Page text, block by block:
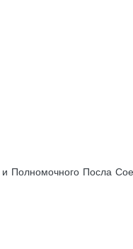
Полномочного Посла